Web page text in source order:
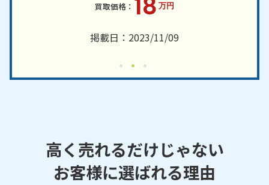
万円
掲載日：2023/11/09
高く売れるだけじゃない
お客様に選ばれる理由